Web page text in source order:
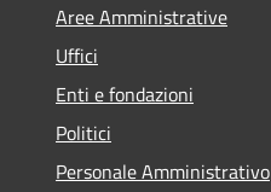
Aree Amministrative
Uffici
Enti e fondazioni
Politici
Personale Amministrativo